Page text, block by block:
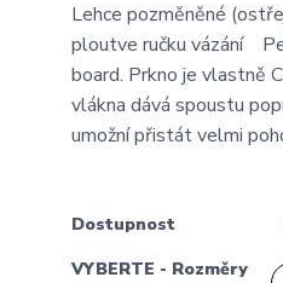
Lehce pozměněné
ploutve ručku vázání
board. Prkno je vlastně
vlákna dává spoustu
umožní přistát velmi
Dostupnost
VYBERTE - Rozměry